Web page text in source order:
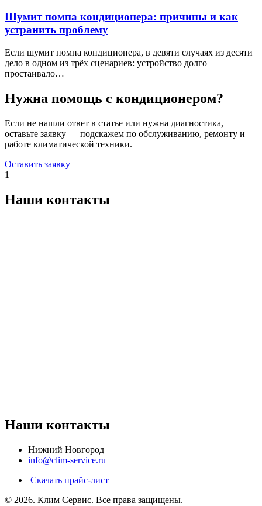
Шумит помпа кондиционера: причины и как
устранить проблему
Если шумит помпа кондиционера, в девяти случаях из десяти
дело в одном из трёх сценариев: устройство долго
простаивало…
Нужна помощь с кондиционером?
Если не нашли ответ в статье или нужна диагностика,
оставьте заявку — подскажем по обслуживанию, ремонту и
работе климатической техники.
Оставить заявку
1
Наши контакты
Наши контакты
Нижний Новгород
info@clim-service.ru
Скачать прайс-лист
© 2026. Клим Сервис. Все права защищены.